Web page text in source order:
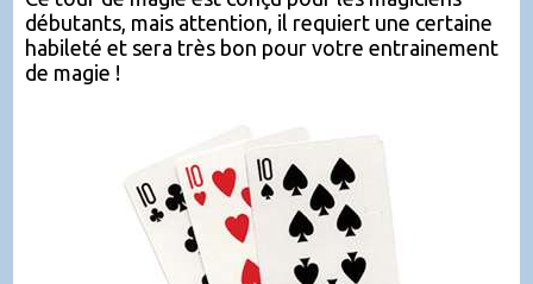
débutants, mais attention, il requiert une certaine
habileté et sera très bon pour votre entrainement
de magie !